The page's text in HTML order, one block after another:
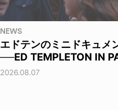
NEWS
エドテンのミニドキュメ
──ED TEMPLETON IN
2026.08.07